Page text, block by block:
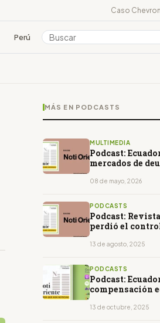
Caso Chevron
Perú Colombia
MÁS EN PODCASTS
MULTIMEDIA
Podcast:
mercados de
08 de mayo, 2026
PODCASTS
Podcast:
perdió el
13 de agosto, 2025
PODCASTS
Podcast:
compensación
13 de octubre, 2025